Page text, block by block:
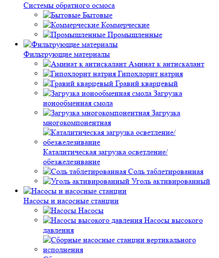
Системы обратного осмоса
Бытовые
Коммерческие
Промышленные
Фильтрующие материалы
Аминат к антискалант
Гипохлорит натрия
Гравий кварцевый
Загрузка
ионообменная смола
Загрузка
многокомпонентная
Каталитическая загрузка осветление/
обезжелезивание
Соль таблетированная
Уголь активированный
Насосы и насосные станции
Насосы
Насосы высокого
давления